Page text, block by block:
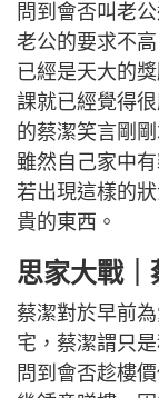
問到會否叫老
老公的要求不
已經是天大的
課就已經覺得
的蔡潔笑言剛
雖然自己家中
若出現這樣的
貴的東西。
思家大戰｜
蔡潔對於早前
宅，蔡潔謂只
問到會否趁樓